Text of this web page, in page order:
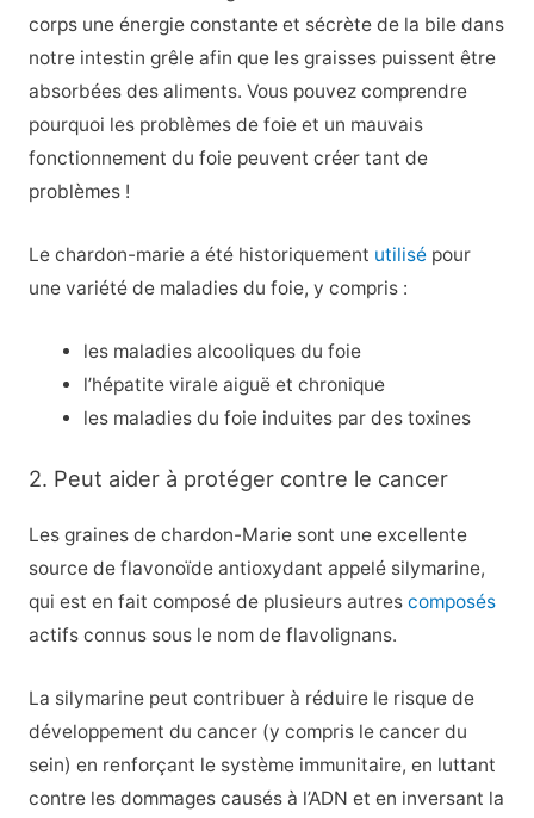
corps une énergie constante et sécrète de la bile dans
notre intestin grêle afin que les graisses puissent être
absorbées des aliments. Vous pouvez comprendre
pourquoi les problèmes de foie et un mauvais
fonctionnement du foie peuvent créer tant de
problèmes !
Le chardon-marie a été historiquement utilisépour
une variété de maladies du foie, y compris :
les maladies alcooliques du foie
l’hépatite virale aiguë et chronique
les maladies du foie induites par des toxines
2. Peut aider à protéger contre le cancer
Les graines de chardon-Marie sont une excellente
source de flavonoïde antioxydant appelé silymarine,
qui est en fait composé de plusieurs autres composés
actifs connus sous le nom de flavolignans.
La silymarine peut contribuer à réduire le risque de
développement du cancer (y compris le cancer du
sein) en renforçant le système immunitaire, en luttant
contre les dommages causés à l’ADN et en inversant la